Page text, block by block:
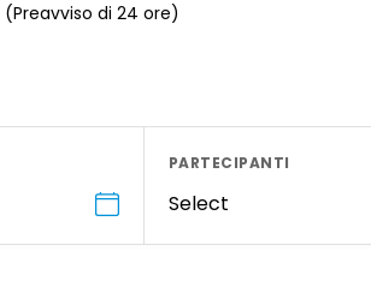
(Preavviso di 24 ore)
PARTECIPANTI
Select